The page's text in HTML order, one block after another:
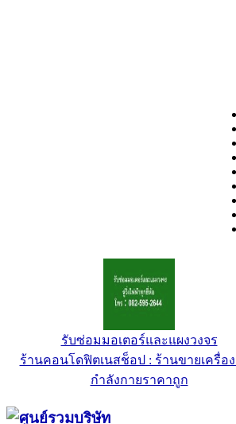
โถสุขภัณฑ์สเตนเลสนั่งยอง
ร้านbanjustanless.com